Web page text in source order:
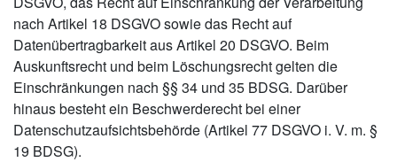
nach Artikel 18 DSGVO sowie das Recht auf
Datenübertragbarkeit aus Artikel 20 DSGVO. Beim
Auskunftsrecht und beim Löschungsrecht gelten die
Einschränkungen nach §§ 34 und 35 BDSG. Darüber
hinaus besteht ein Beschwerderecht bei einer
Datenschutzaufsichtsbehörde (Artikel 77 DSGVO i. V. m. §
19 BDSG).